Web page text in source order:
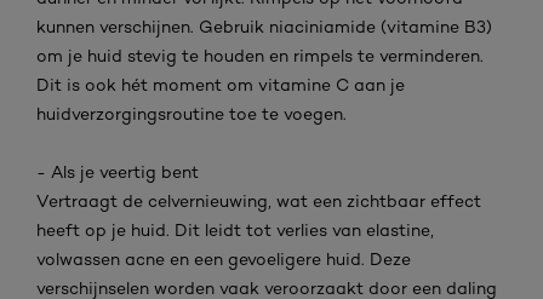
kunnen verschijnen. Gebruik niaciniamide (vitamine B3)
om je huid stevig te houden en rimpels te verminderen.
Dit is ook hét moment om vitamine C aan je
huidverzorgingsroutine toe te voegen.
- Als je veertig bent
Vertraagt de celvernieuwing, wat een zichtbaar effect
heeft op je huid. Dit leidt tot verlies van elastine,
volwassen acne en een gevoeligere huid. Deze
verschijnselen worden vaak veroorzaakt door een daling